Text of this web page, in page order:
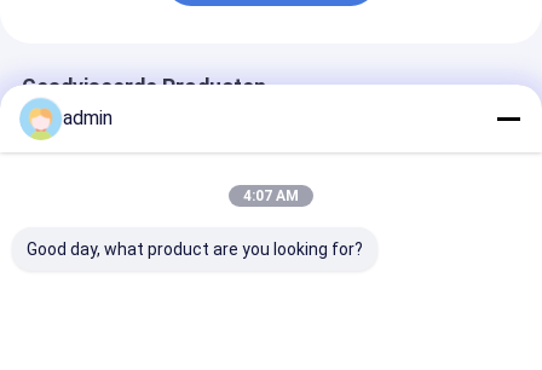
Geadviseerde Producten
admin
4:07 AM
Good day, what product are you looking for?